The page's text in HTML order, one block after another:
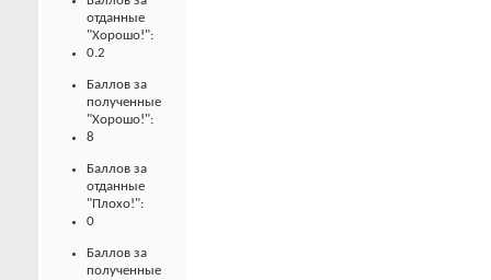
отданные
"Хорошо!":
0.2
Баллов за
полученные
"Хорошо!":
8
Баллов за
отданные
"Плохо!":
0
Баллов за
полученные